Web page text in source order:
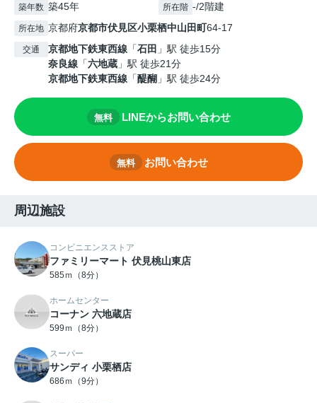
築年数 築45年 所在階 -/2階建
所在地 京都府京都市伏見区小栗栖中山田町64-17
交通 京都地下鉄東西線 「石田 」駅 徒歩15分
奈良線 「六地蔵 」駅 徒歩21分
京都地下鉄東西線 「醍醐 」駅 徒歩24分
無料 LINEからお問い合わせ
無料 お問い合わせ
周辺施設
コンビニエンスストア
ファミリーマート 伏見桃山東店
585ｍ（8分）
ホームセンター
コーナン 六地蔵店
599ｍ（8分）
スーパー
サンディ 小栗栖店
686ｍ（9分）